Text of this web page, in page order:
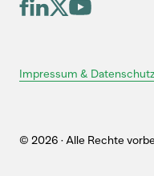
Impressum & Datenschutz
© 2026 · Alle Rechte